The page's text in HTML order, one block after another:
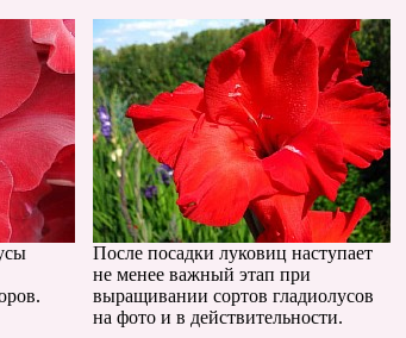
После посадки луковиц наступает
не менее важный этап при
выращивании сортов гладиолусов
на фото и в действительности.